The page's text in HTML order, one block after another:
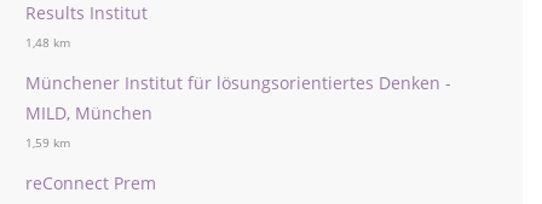
Results Institut
1,48 km
Münchener Institut für lösungsorientiertes Denken -
MILD, München
1,59 km
reConnect Prem